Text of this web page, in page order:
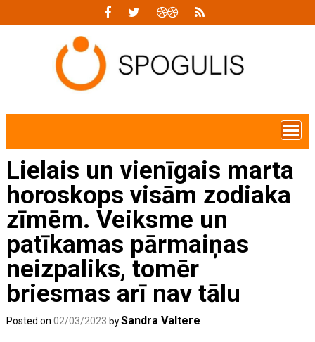
Lielais un vienīgais marta
horoskops visām zodiaka
zīmēm. Veiksme un
patīkamas pārmaiņas
neizpaliks, tomēr
briesmas arī nav tālu
Posted on02/03/2023 bySandra Valtere